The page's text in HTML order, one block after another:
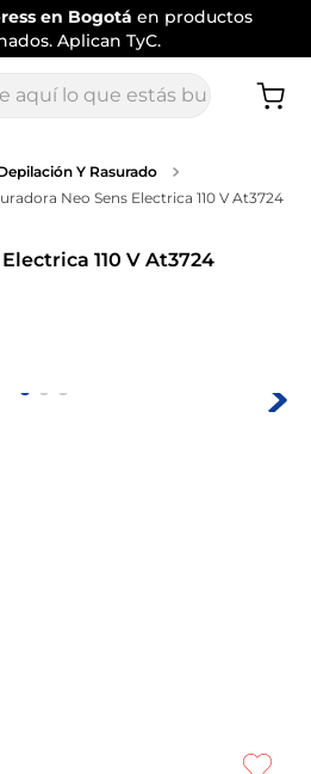
en Bogotá en productos
Aplican TyC.
lo que estás buscando
Y Rasurado
Neo Sens Electrica 110 V At3724
110 V At3724